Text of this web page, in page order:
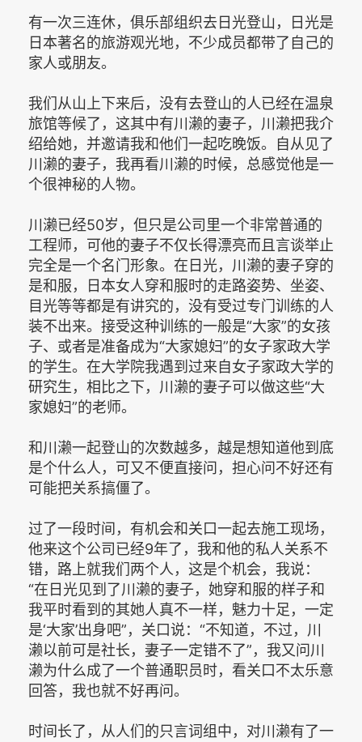
有一次三连休，俱乐部组织去日光登山，日光是
日本著名的旅游观光地，不少成员都带了自己的
家人或朋友。
我们从山上下来后，没有去登山的人已经在温泉
旅馆等候了，这其中有川濑的妻子，川濑把我介
绍给她，并邀请我和他们一起吃晚饭。自从见了
川濑的妻子，我再看川濑的时候，总感觉他是一
个很神秘的人物。
川濑已经50岁，但只是公司里一个非常普通的
工程师，可他的妻子不仅长得漂亮而且言谈举止
完全是一个名门形象。在日光，川濑的妻子穿的
是和服，日本女人穿和服时的走路姿势、坐姿、
目光等等都是有讲究的，没有受过专门训练的人
装不出来。接受这种训练的一般是“大家”的女孩
子、或者是准备成为“大家媳妇”的女子家政大学
的学生。在大学院我遇到过来自女子家政大学的
研究生，相比之下，川濑的妻子可以做这些“大
家媳妇”的老师。
和川濑一起登山的次数越多，越是想知道他到底
是个什么人，可又不便直接问，担心问不好还有
可能把关系搞僵了。
过了一段时间，有机会和关口一起去施工现场，
他来这个公司已经9年了，我和他的私人关系不
错，路上就我们两个人，这是个机会，我说：
“在日光见到了川濑的妻子，她穿和服的样子和
我平时看到的其她人真不一样，魅力十足，一定
是‘大家’出身吧”，关口说：“不知道，不过，川
濑以前可是社长，妻子一定错不了”，我又问川
濑为什么成了一个普通职员时，看关口不太乐意
回答，我也就不好再问。
时间长了，从人们的只言词组中，对川濑有了一